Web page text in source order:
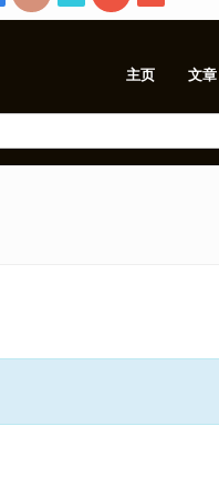
主页 文章